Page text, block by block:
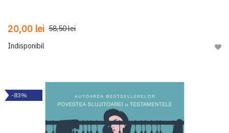
20,00 lei 58,50 lei
Indisponibil
-83%